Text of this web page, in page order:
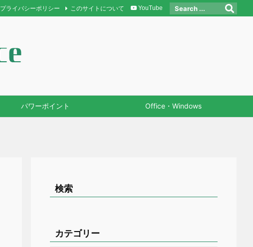
パワーポイント Office・Windows
プライバシーポリシー このサイトについて YouTube
検索
カテゴリー